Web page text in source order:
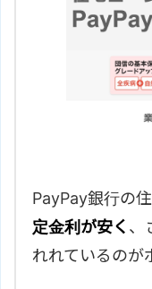
PayPay銀行の住
定金利が安く 、
れれているのが